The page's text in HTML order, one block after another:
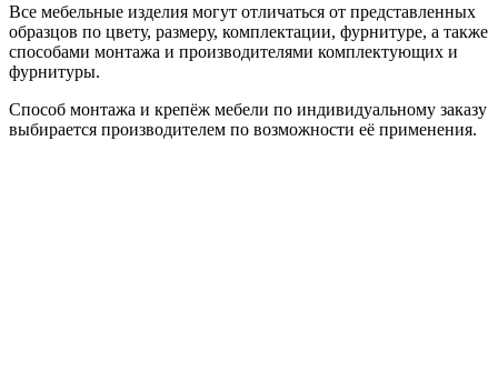
Все мебельные изделия могут отличаться от представленных
образцов по цвету, размеру, комплектации, фурнитуре, а также
способами монтажа и производителями комплектующих и
фурнитуры.
Способ монтажа и крепёж мебели по индивидуальному заказу
выбирается производителем по возможности её применения.